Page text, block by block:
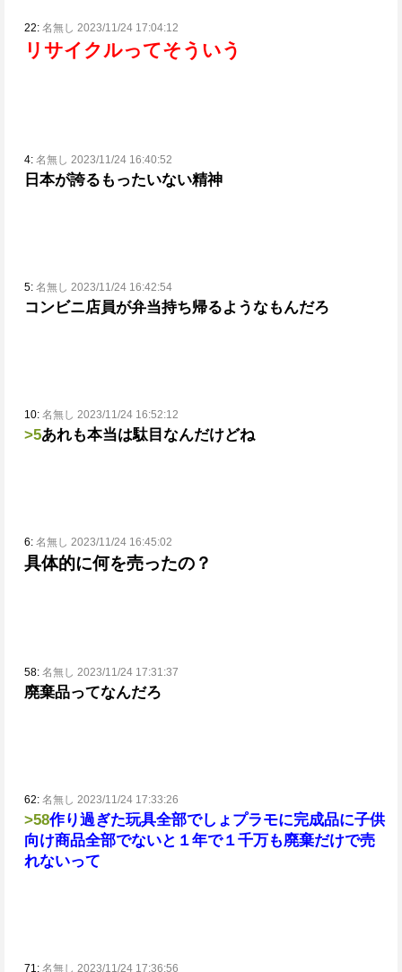
22: 名無し 2023/11/24 17:04:12
リサイクルってそういう
4: 名無し 2023/11/24 16:40:52
日本が誇るもったいない精神
5: 名無し 2023/11/24 16:42:54
コンビニ店員が弁当持ち帰るようなもんだろ
10: 名無し 2023/11/24 16:52:12
>5あれも本当は駄目なんだけどね
6: 名無し 2023/11/24 16:45:02
具体的に何を売ったの？
58: 名無し 2023/11/24 17:31:37
廃棄品ってなんだろ
62: 名無し 2023/11/24 17:33:26
>58作り過ぎた玩具全部でしょ プラモに完成品に子供
向け商品全部でないと１年で１千万も廃棄だけで売
れないって
71: 名無し 2023/11/24 17:36:56